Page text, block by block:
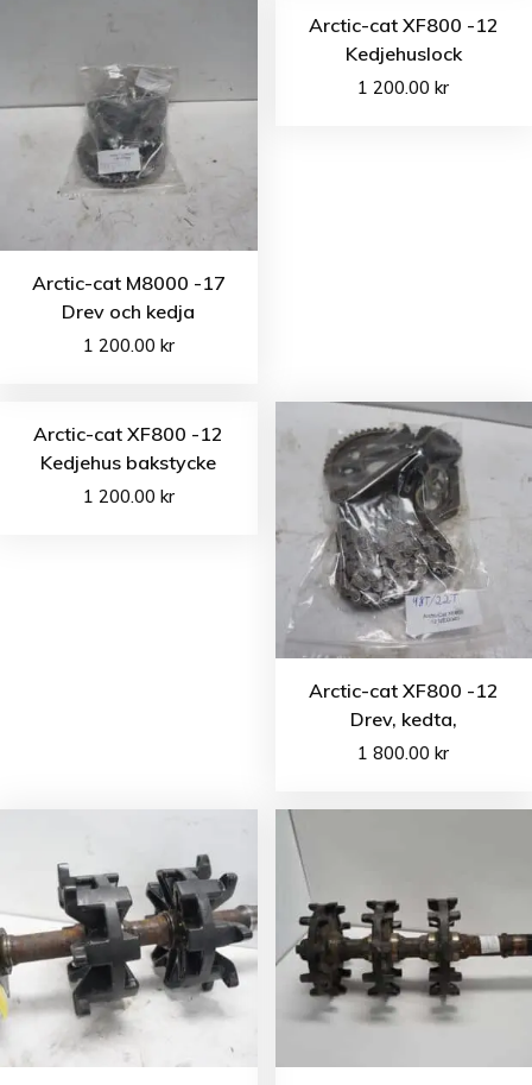
Arctic-cat M8000 -17
Drev och kedja
1 200.00 kr
Arctic-cat XF800 -12
Kedjehuslock
1 200.00kr
Arctic-cat XF800 -12
Kedjehus bakstycke
1 200.00 kr
Arctic-cat XF800 -12
Drev, kedta,
1 800.00kr